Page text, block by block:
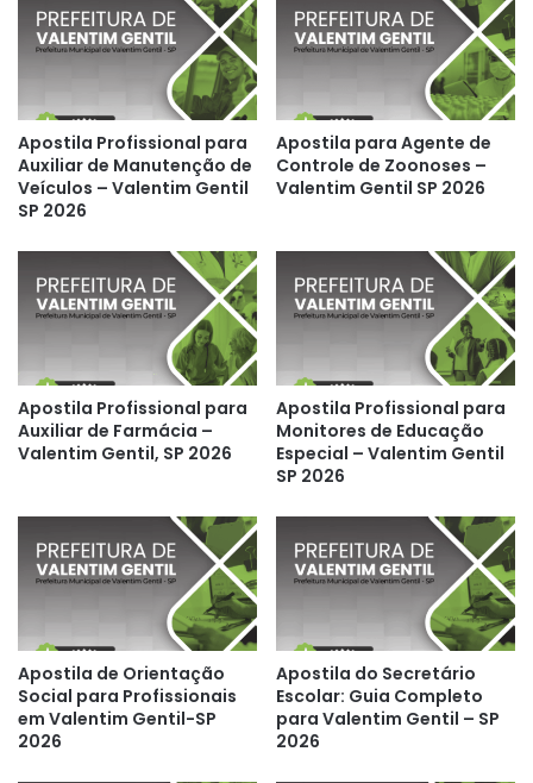
Apostila Profissional para
Auxiliar de Manutenção de
Veículos – Valentim Gentil
SP 2026
Apostila para Agente de
Controle de Zoonoses –
Valentim Gentil SP 2026
Apostila Profissional para
Auxiliar de Farmácia –
Valentim Gentil, SP 2026
Apostila Profissional para
Monitores de Educação
Especial – Valentim Gentil
SP 2026
Apostila de Orientação
Social para Profissionais
em Valentim Gentil-SP
2026
Apostila do Secretário
Escolar: Guia Completo
para Valentim Gentil – SP
2026